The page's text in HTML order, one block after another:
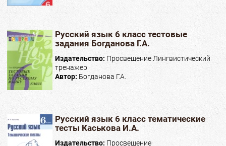
Русский язык 6 класс тестовые
задания Богданова Г.А.
Издательство: Просвещение Лингвистический
тренажер
Автор: Богданова Г.А.
Русский язык 6 класс тематические
тесты Каськова И.А.
Издательство: Просвещение